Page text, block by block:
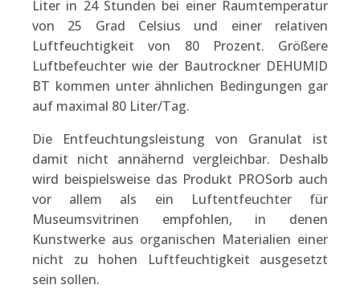
Liter in 24 Stunden bei einer Raumtemperatur
von 25 Grad Celsius und einer relativen
Luftfeuchtigkeit von 80 Prozent. Größere
Luftbefeuchter wie der Bautrockner DEHUMID
BT kommen unter ähnlichen Bedingungen gar
auf maximal 80 Liter/Tag.
Die Entfeuchtungsleistung von Granulat ist
damit nicht annähernd vergleichbar. Deshalb
wird beispielsweise das Produkt PROSorb auch
vor allem als ein Luftentfeuchter für
Museumsvitrinen empfohlen, in denen
Kunstwerke aus organischen Materialien einer
nicht zu hohen Luftfeuchtigkeit ausgesetzt
sein sollen.